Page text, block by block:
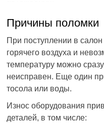
Причины поломки
При поступлении в
горячего воздуха и
температуру можно
неисправен. Еще один
тосола или воды.
Износ оборудования
деталей, в том числе: